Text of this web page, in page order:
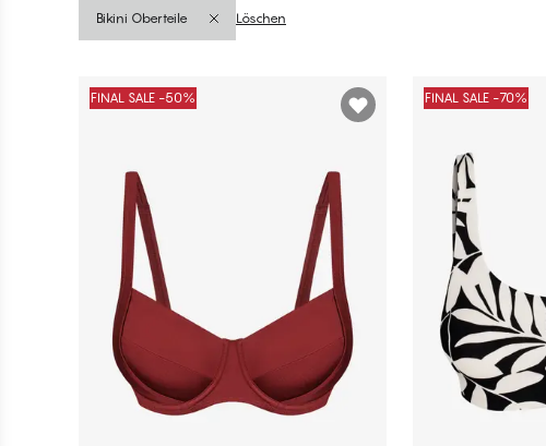
Bikini Oberteile Löschen
Produkte
FINAL SALE -50% FINAL SALE -70%